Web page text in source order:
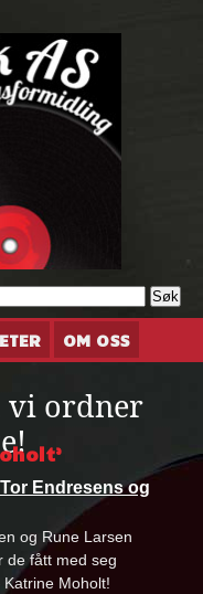
OM OSS
vi ordner
Endresens og
og Rune Larsen
de fått med seg
Moholt!